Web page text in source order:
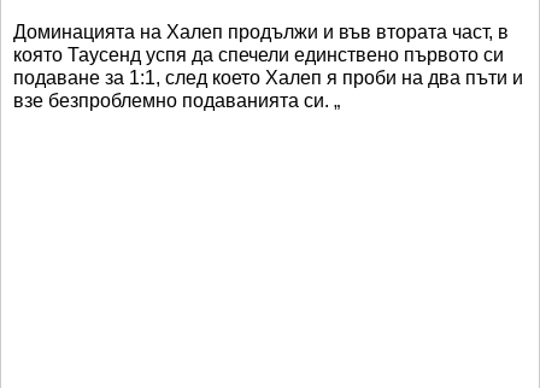
Доминацията на Халеп продължи и във втората част, в
която Таусенд успя да спечели единствено първото си
подаване за 1:1, след което Халеп я проби на два пъти и
взе безпроблемно подаванията си. „